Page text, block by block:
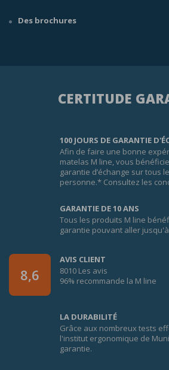
Des brochures
CERTITUDE
100 JOURS DE GARANTIE
Afin de faire une bonne
matelas M line, vous
garantie d’échange sur tous
personne.* Consultez les
GARANTIE DE 10 ANS
Tous les produits M line
garantie pouvant aller
8,6
AVIS CLIENT
8010 Les avis
96% recommande la M line
LA DURABILITÉ
Grâce aux nombreux tests
l'institut ergonomique de
garantie.